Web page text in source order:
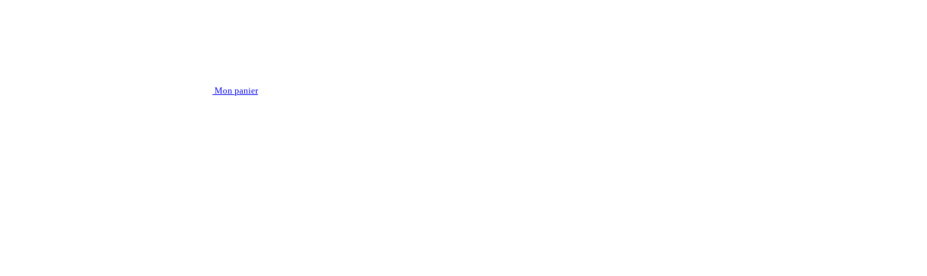
Mon panier